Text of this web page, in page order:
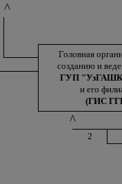
^
Головная
созданию и
ГУП
и его
(ГИС
^
2